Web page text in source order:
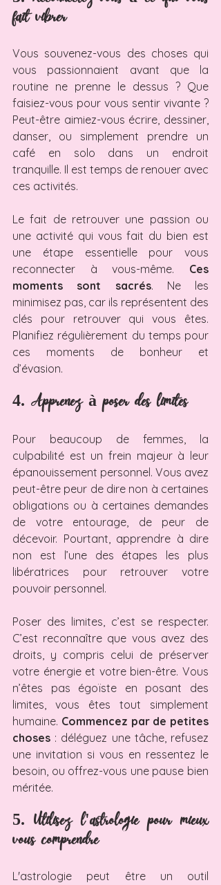
fait vibrer
Vous souvenez-vous des choses qui
vous passionnaient avant que la
routine ne prenne le dessus ? Que
faisiez-vous pour vous sentir vivante ?
Peut-être aimiez-vous écrire, dessiner,
danser, ou simplement prendre un
café en solo dans un endroit
tranquille. Il est temps de renouer avec
ces activités.
Le fait de retrouver une passion ou
une activité qui vous fait du bien est
une étape essentielle pour vous
reconnecter à vous-même. Ces
moments sont sacrés. Ne les
minimisez pas, car ils représentent des
clés pour retrouver qui vous êtes.
Planifiez régulièrement du temps pour
ces moments de bonheur et
d’évasion.
4. Apprenez à poser des limites
Pour beaucoup de femmes, la
culpabilité est un frein majeur à leur
épanouissement personnel. Vous avez
peut-être peur de dire non à certaines
obligations ou à certaines demandes
de votre entourage, de peur de
décevoir. Pourtant, apprendre à dire
non est l’une des étapes les plus
libératrices pour retrouver votre
pouvoir personnel.
Poser des limites, c’est se respecter.
C’est reconnaître que vous avez des
droits, y compris celui de préserver
votre énergie et votre bien-être. Vous
n’êtes pas égoïste en posant des
limites, vous êtes tout simplement
humaine. Commencez par de petites
choses : déléguez une tâche, refusez
une invitation si vous en ressentez le
besoin, ou offrez-vous une pause bien
méritée.
5. Utilisez l'astrologie pour mieux
vous comprendre
L'astrologie peut être un outil